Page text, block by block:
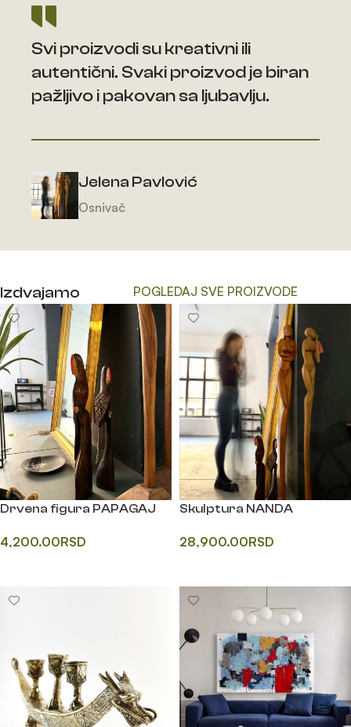
Svi proizvodi su kreativni ili
autentični. Svaki proizvod je biran
pažljivo i pakovan sa ljubavlju.
Jelena Pavlović
Osnivač
Izdvajamo POGLEDAJ SVE PROIZVODE
Drvena figura PAPAGAJ
4,200.00RSD
Skulptura NANDA
28,900.00RSD